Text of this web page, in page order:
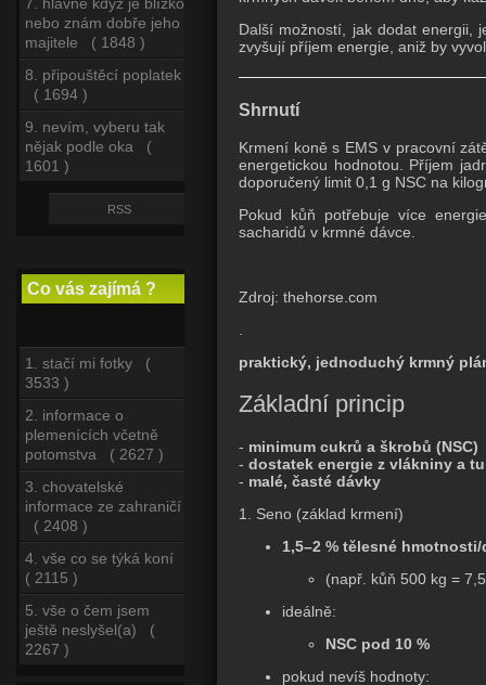
nebo znám dobře jeho
majitele ( 1848 )
8. připouštěcí poplatek
( 1694 )
9. nevím, vyberu tak
nějak podle oka (
1601 )
RSS
Co vás zajímá ?
1. stačí mi fotky (
3533 )
2. informace o
plemenících včetně
potomstva ( 2627 )
3. chovatelské
informace ze zahraničí
( 2408 )
4. vše co se týká koní
( 2115 )
5. vše o čem jsem
ještě neslyšel(a) (
2267 )
Další možností, jak dodat energii,
zvyšují příjem energie, aniž by
Shrnutí
Krmení koně s EMS v pracovní
energetickou hodnotou. Příjem
doporučený limit 0,1 g NSC na
Pokud kůň potřebuje více
sacharidů v krmné dávce.
Zdroj: thehorse.com
praktický, jednoduchý krmný
Základní princip
- minimum cukrů a škrobů (NSC)
- dostatek energie z vlákniny a
- malé, časté dávky
1. Seno (základ krmení)
1,5–2 % tělesné hmotnosti/
(např. kůň 500 kg =
ideálně:
NSC pod 10 %
pokud nevíš hodnoty: